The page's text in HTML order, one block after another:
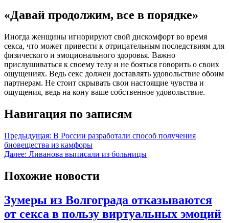
«Давай продолжим, все в порядке»
Иногда женщины игнорируют свой дискомфорт во время
секса, что может привести к отрицательным последствиям для
физического и эмоционального здоровья. Важно
прислушиваться к своему телу и не бояться говорить о своих
ощущениях. Ведь секс должен доставлять удовольствие обоим
партнерам. Не стоит скрывать свои настоящие чувства и
ощущения, ведь на кону ваше собственное удовольствие.
Навигация по записям
Предыдущая: В России разработали способ получения
биовещества из камфоры
Далее: Ливанова выписали из больницы
Похожие новости
Зумеры из Волгограда отказываются
от секса в пользу виртуальных эмоций